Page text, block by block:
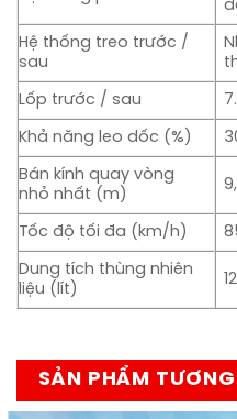
Hệ thống treo trước /
sau
Lốp trước / sau
Khả năng leo dốc (%)
Bán kính quay vòng
nhỏ nhất (m)
Tốc độ tối đa (km/h)
Dung tích thùng nhiên
liệu (lít)
SẢN PHẨM